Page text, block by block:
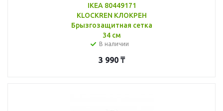
IKEA 80449171
KLOCKREN КЛОКРЕН
Брызгозащитная сетка
34 см
В наличии
3 990 ₸